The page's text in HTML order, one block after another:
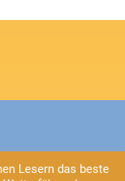
Lesern das beste